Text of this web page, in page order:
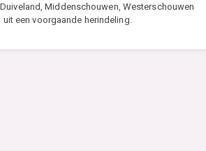
Middenschouwen, Westerschouwen
een voorgaande herindeling.